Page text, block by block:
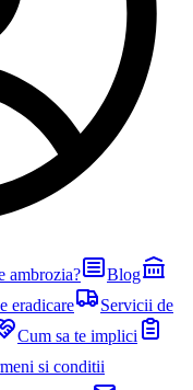
ambrozia?
Blog
eradicare
Servicii de
Cum sa te implici
si conditii